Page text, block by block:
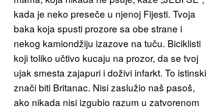
kada je neko preseče u njenoj Fijesti. Tvoja
baka koja spusti prozore sa obe strane i
nekog kamiondžiju izazove na tuču. Biciklisti
koji toliko učtivo kucaju na prozor, da se tvoj
ujak smesta zajapuri i doživi infarkt. To istinski
znači biti Britanac. Nisi zaslužio naš pasoš,
ako nikada nisi izgubio razum u zatvorenom